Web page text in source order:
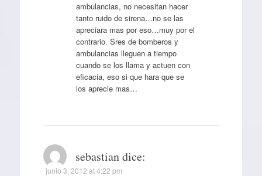
ambulancias, no necesitan hacer
tanto ruido de sirena…no se las
apreciara mas por eso…muy por el
contrario. Sres de bomberos y
ambulancias lleguen a tiempo
cuando se los llama y actuen con
eficacia, eso si que hara que se
los aprecie mas…
sebastian dice:
junio 3, 2012 at 4:22 pm